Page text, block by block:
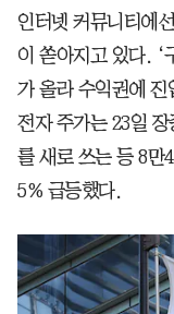
인터넷 커뮤니티에
이 쏟아지고 있다. ‘
가 올라 수익권에 진
전자 주가는 23일
를 새로 쓰는 등 8만
5% 급등했다.